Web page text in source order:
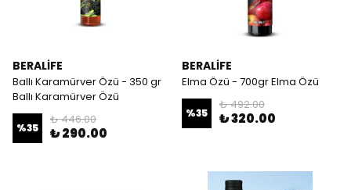
BERALİFE
Ballı Karamürver Özü - 350 gr
Ballı Karamürver Özü
%35
₺ 446.00
₺ 290.00
BERALİFE
Elma Özü - 700gr Elma Özü
%35
₺ 492.00
₺ 320.00